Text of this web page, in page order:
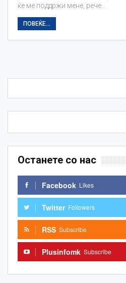
ќе ме поддржи мене, рече…
ПОВЕЌЕ...
Останете со нас
Facebook Likes
Twitter Followers
RSS Subscribe
Plusinfomk Subscribe